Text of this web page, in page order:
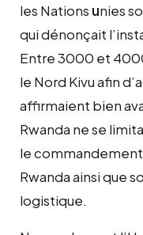
les Nations unies
qui dénonçait
Entre 3000 et
le Nord Kivu afin
affirmaient bien
Rwanda ne se
le
Rwanda ainsi que
logistique.